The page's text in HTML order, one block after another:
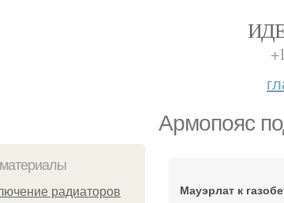
Армопояс
радиаторов
Мауэрлат к